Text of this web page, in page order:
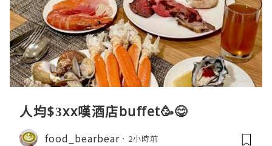
人均$3xx嘆酒店buffet🥳😋
food_bearbear 2小時前